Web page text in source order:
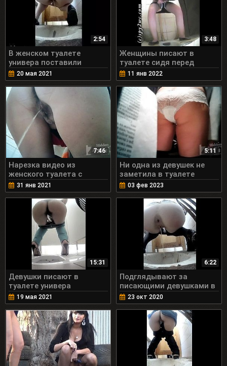
2:54
В женском туалете
универа поставили
скрытую камеру
20 мая 2021
3:48
Женщины писают в
туалете сидя перед
скрытой камерой
11 янв 2022
7:46
Нарезка видео из
женского туалета с
писающими девушками
31 янв 2021
5:11
Ни одна из девушек не
заметила в туалете
скрытую съемку
03 фев 2023
15:31
Девушки писают в
туалете универа
19 мая 2021
6:22
Подглядывают за
писающими девушками в
туалете универа
23 окт 2020